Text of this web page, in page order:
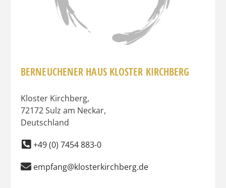
BERNEUCHENER HAUS KLOSTER KIRCHBERG
Kloster Kirchberg,
72172Sulz am Neckar,
Deutschland
+49 (0) 7454 883-0
empfang@klosterkirchberg.de